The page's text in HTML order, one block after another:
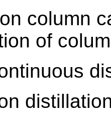
column
of